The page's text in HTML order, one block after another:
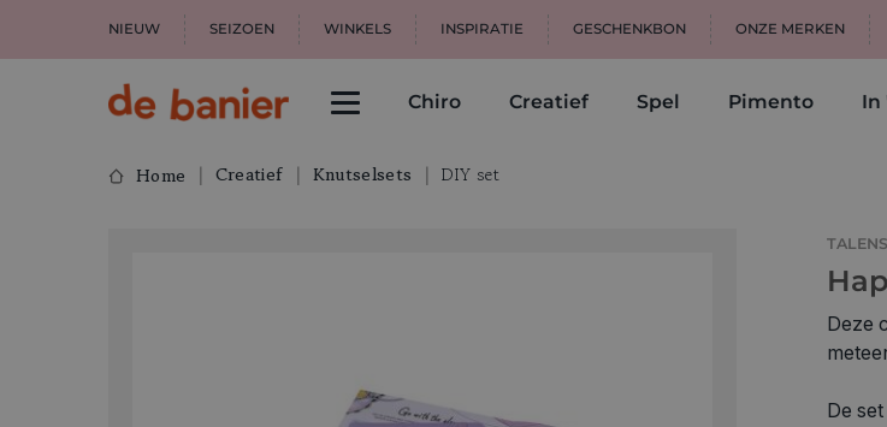
NIEUW SEIZOEN WINKELS INSPIRATIE GESCHENKBON ONZE MERKEN
Chiro Creatief Spel Pimento In
Home Creatief Knutselsets DIY set
TALENS
Deze
De